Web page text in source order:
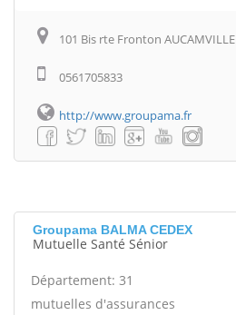
101 Bis rte Fronton AUCAMVILLE
0561705833
http://www.groupama.fr
Groupama BALMA CEDEX
Mutuelle Santé Sénior
Département: 31
mutuelles d'assurances